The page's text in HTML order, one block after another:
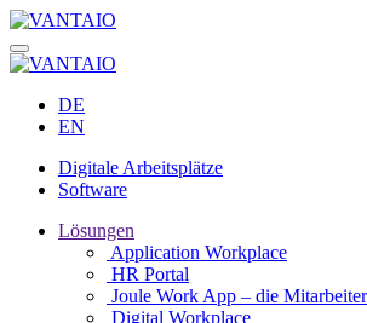
DE
EN
Digitale Arbeitsplätze
Software
Lösungen
Application Workplace
HR Portal
Joule Work App – die
Digital Workplace